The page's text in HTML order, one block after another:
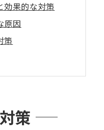
効果的な対策
原因
策
対応方法
策